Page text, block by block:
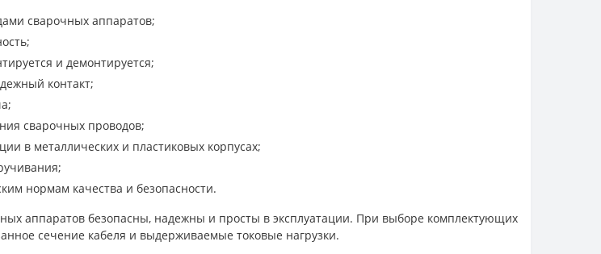
сварочных аппаратов;
и демонтируется;
контакт;
сварочных проводов;
в металлических и пластиковых корпусах;
нормам качества и безопасности.
аппаратов безопасны, надежны и просты в эксплуатации. При выборе комплектующих
сечение кабеля и выдерживаемые токовые нагрузки.